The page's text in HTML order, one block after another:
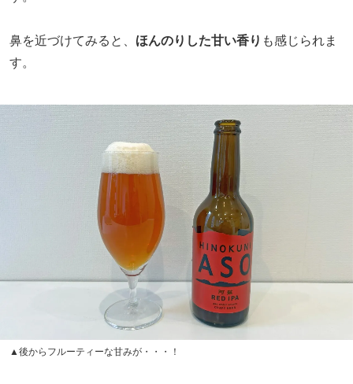
鼻を近づけてみると、 ほんのりした甘い香り も感じられま
す。
▲後からフルーティーな甘みが・・・！